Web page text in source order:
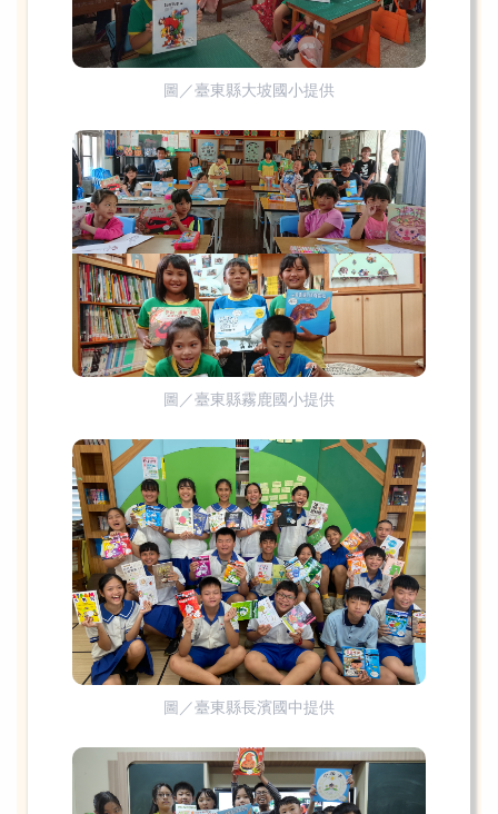
圖／臺東縣大坡國小提供
圖／臺東縣霧鹿國小提供
圖／臺東縣長濱國中提供